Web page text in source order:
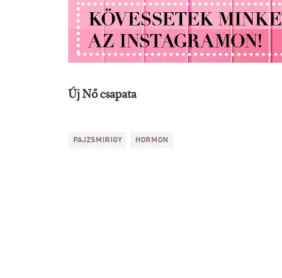
Új Nő csapata
PAJZSMIRIGY HORMON